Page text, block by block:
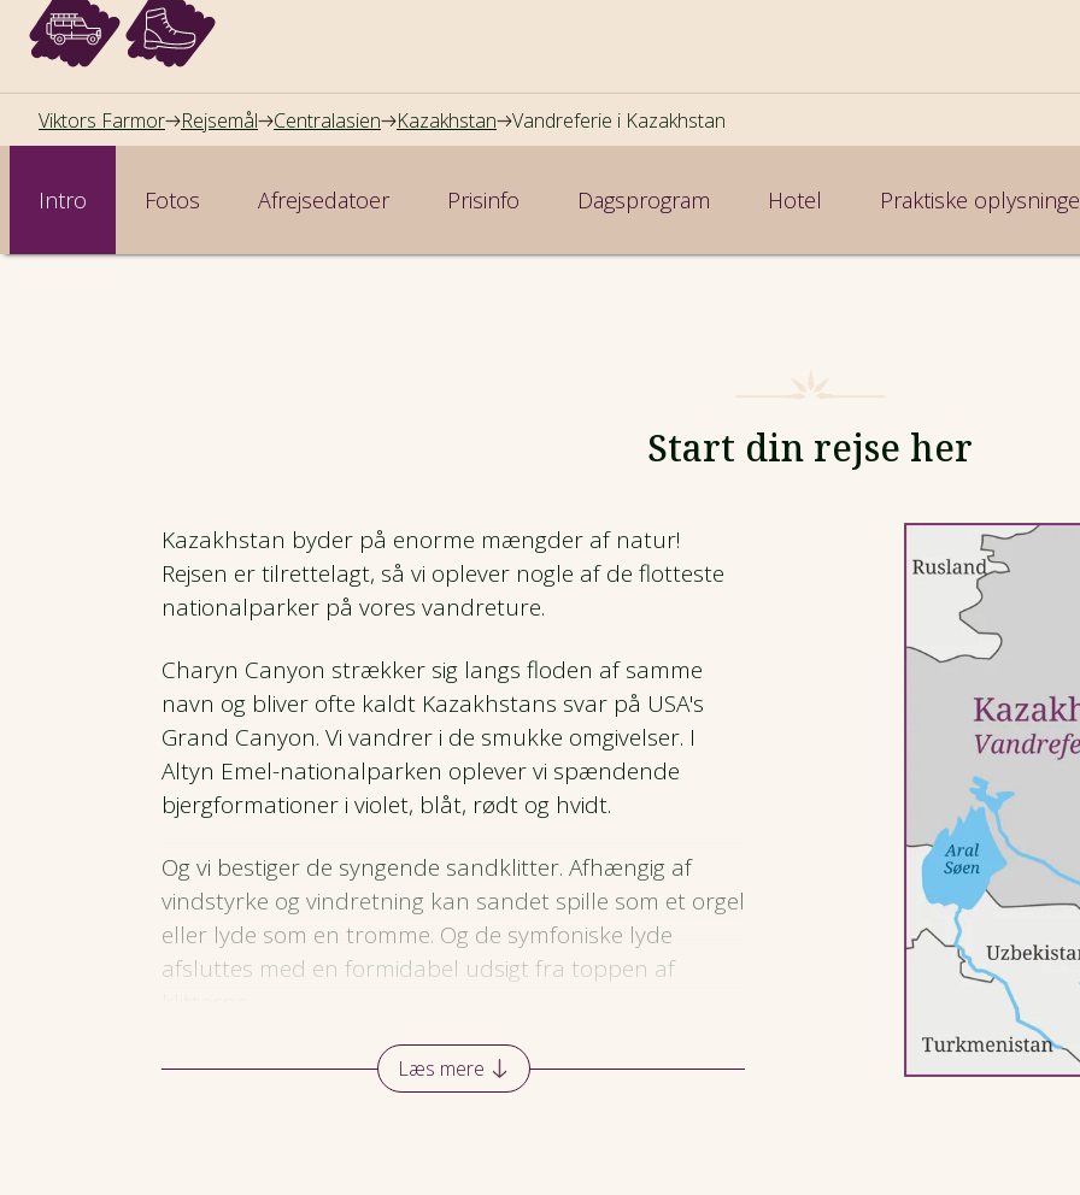
Viktors Farmor Rejsemål Centralasien Kazakhstan Vandreferie i Kazakhstan
Intro Fotos Afrejsedatoer Prisinfo Dagsprogram Hotel Praktiske
Start din rejse her
Kazakhstan byder på enorme mængder af natur!
Rejsen er tilrettelagt, så vi oplever nogle af de flotteste
nationalparker på vores vandreture.
Charyn Canyon strækker sig langs floden af samme
navn og bliver ofte kaldt Kazakhstans svar på USA's
Grand Canyon. Vi vandrer i de smukke omgivelser. I
Altyn Emel-nationalparken oplever vi spændende
bjergformationer i violet, blåt, rødt og hvidt.
Og vi bestiger de syngende sandklitter. Afhængig af
vindstyrke og vindretning kan sandet spille som et orgel
eller lyde som en tromme. Og de symfoniske lyde
afsluttes med en formidabel udsigt fra toppen af
En dag er sat af til at vandre ved Kolsay-søerne. Det er
en meget flot vandring på 6-8 timer, og vi har
Læs mere